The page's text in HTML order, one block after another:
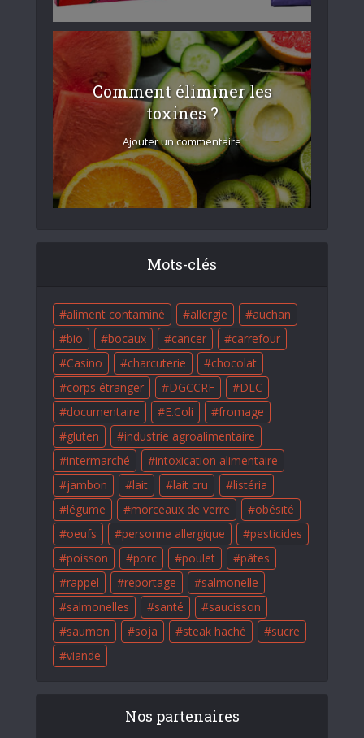
Comment éliminer les
toxines ?
Ajouter un commentaire
Mots-clés
aliment contaminé allergie
auchan
bio
bocaux cancer
carrefour
Casino
charcuterie
chocolat
corps étranger
DGCCRF
DLC
documentaire
E.Coli
fromage
gluten
industrie agroalimentaire
intermarché
intoxication alimentaire
jambon
lait lait cru
listéria
légume
morceaux de verre
obésité
oeufs
personne allergique
pesticides
poisson
porc poulet
pâtes
rappel
reportage
salmonelle
salmonelles
santé
saucisson
saumon
soja steak haché
sucre
viande
Nos partenaires